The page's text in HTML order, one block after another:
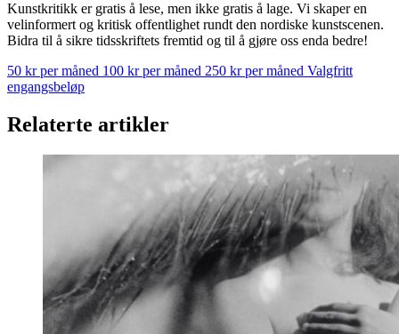
Kunstkritikk er gratis å lese, men ikke gratis å lage. Vi skaper en
velinformert og kritisk offentlighet rundt den nordiske kunstscenen.
Bidra til å sikre tidsskriftets fremtid og til å gjøre oss enda bedre!
50 kr per måned 100 kr per måned 250 kr per måned Valgfritt
engangsbeløp
Relaterte artikler